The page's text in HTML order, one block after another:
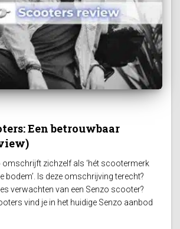
Een betrouwbaar
omschrijft zichzelf als ‘hét scootermerk
bodem’. Is deze omschrijving terecht?
verwachten van een Senzo scooter?
vind je in het huidige Senzo aanbod